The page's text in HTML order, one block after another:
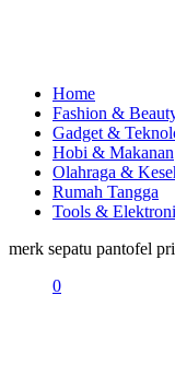
Home
Fashion &
Gadget &
Hobi & Makanan
Olahraga &
Rumah Tangga
Tools &
merk sepatu pantofel
0